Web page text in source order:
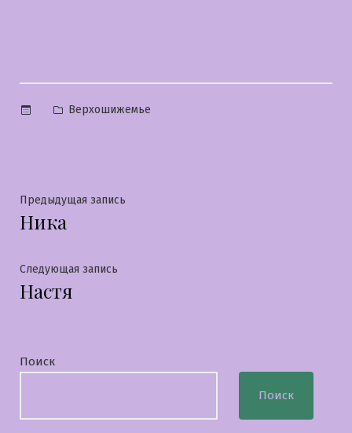
Опубликовано
Верхошижемье
Навигация
по
записям
Предыдущая запись
Ника
Следующая запись
Настя
Поиск
Поиск